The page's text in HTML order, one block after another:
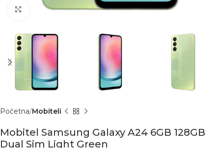
Click to enlarge
Početna Mobiteli
Mobitel Samsung Galaxy A24 6GB 128GB
Dual Sim Light Green